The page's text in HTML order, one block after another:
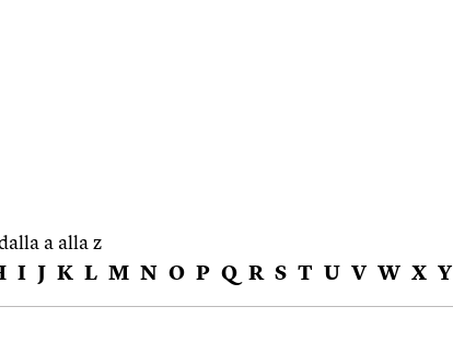
a alla z
I J K L M N O P Q R S T U V W X Y